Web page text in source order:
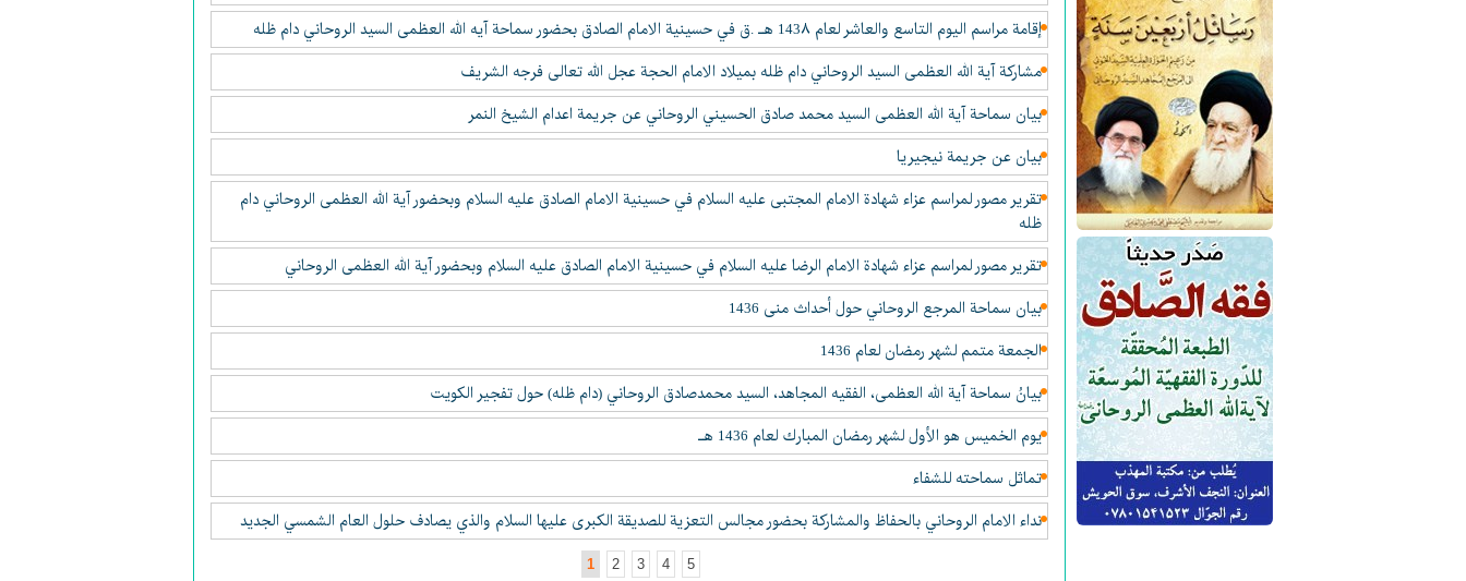
إقامة مراسم اليوم التاسع والعاشر لعام 143۸ هـ .ق في حسينية الامام الصادق بحضور سماحة آیه الله العظمی السید الروحاني دام ظله
مشاركة آية الله العظمى السيد الروحاني دام ظله بميلاد الامام الحجة عجل الله تعالى فرجه الشريف
بیان سماحة آية الله العظمى السيد محمد صادق الحسيني الروحاني عن جریمة اعدام الشیخ النمر
بيان عن جريمة نيجيريا
تقرير مصور لمراسم عزاء شهادة الامام المجتبی عليه السلام في حسينیة الامام الصادق عليه السلام وبحضور آية الله العظمى الروحاني دام
ظله
تقرير مصور لمراسم عزاء شهادة الامام الرضا عليه السلام في حسينیة الامام الصادق عليه السلام وبحضور آية الله العظمى الروحاني
بيان سماحة المرجع الروحاني حول أحداث منى 1436
الجمعة متمم لشهر رمضان لعام 1436
بیانُ سماحة آیة الله العظمی، الفقیه المجاهد، السید محمدصادق الروحاني (دام ظله) حول تفجیر الکویت
يوم الخميس هو الأول لشهر رمضان المبارك لعام 1436 هـ
تماثل سماحته للشفاء
نداء الامام الروحاني بالحفاظ والمشاركة بحضور مجالس التعزية للصديقة الكبرى عليها السلام والذي يصادف حلول العام الشمسي الجديد
1 2 3 4 5